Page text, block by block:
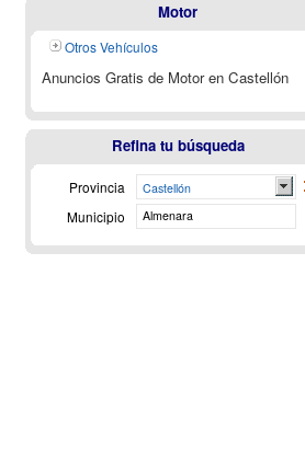
Motor
Otros Vehículos
Anuncios Gratis de Motor en Castellón
Refina tu búsqueda
Provincia Castellón
Municipio Almenara